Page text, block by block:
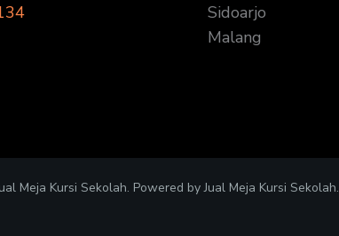
Sidoarjo
Malang
Meja Kursi Sekolah. Powered by Jual Meja Kursi Sekolah.